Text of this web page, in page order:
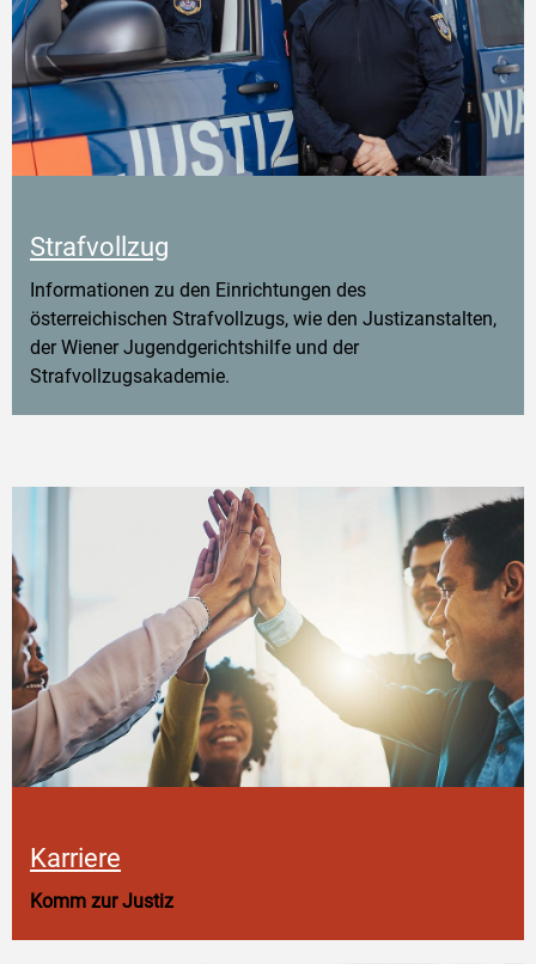
Strafvollzug
Informationen zu den Einrichtungen des
österreichischen Strafvollzugs, wie den Justizanstalten,
der Wiener Jugendgerichtshilfe und der
Strafvollzugsakademie.
Karriere
Komm zur Justiz